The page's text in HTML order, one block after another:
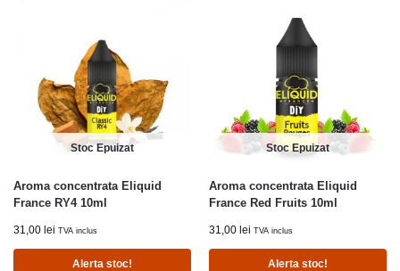
Stoc Epuizat
Aroma concentrata Eliquid
France RY4 10ml
31,00 lei TVA inclus
Alerta stoc!
Stoc Epuizat
Aroma concentrata Eliquid
France Red Fruits 10ml
31,00 lei TVA inclus
Alerta stoc!